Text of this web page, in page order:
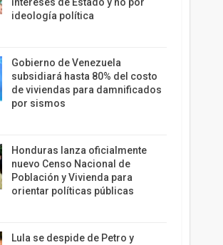
intereses de Estado y no por
ideología política
Gobierno de Venezuela
subsidiará hasta 80% del costo
de viviendas para damnificados
por sismos
Honduras lanza oficialmente
nuevo Censo Nacional de
Población y Vivienda para
orientar políticas públicas
Lula se despide de Petro y